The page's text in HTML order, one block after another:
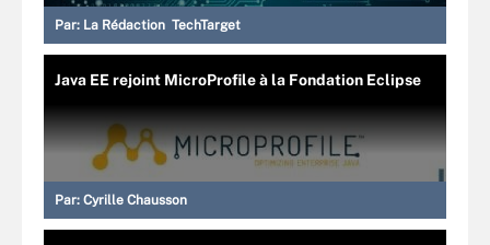
Par: La Rédaction TechTarget
Java EE rejoint MicroProfile à la Fondation Eclipse
Par: Cyrille Chausson